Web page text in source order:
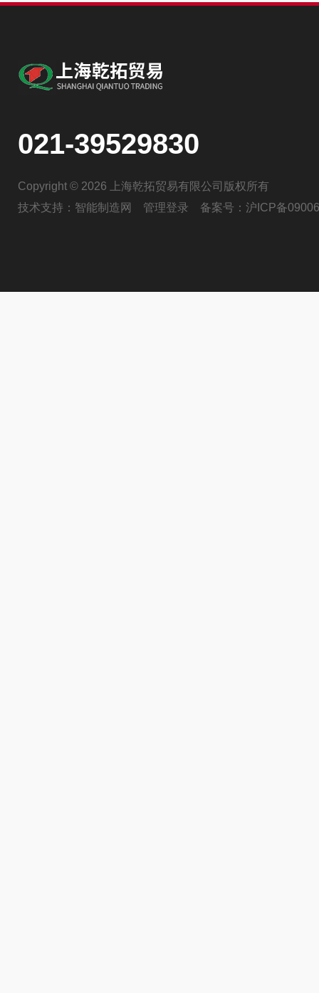
021-39529830
Copyright © 2026 上海乾拓贸易有限公司版权所有
技术支持： 智能制造网 管理登录 备案号： 沪ICP备